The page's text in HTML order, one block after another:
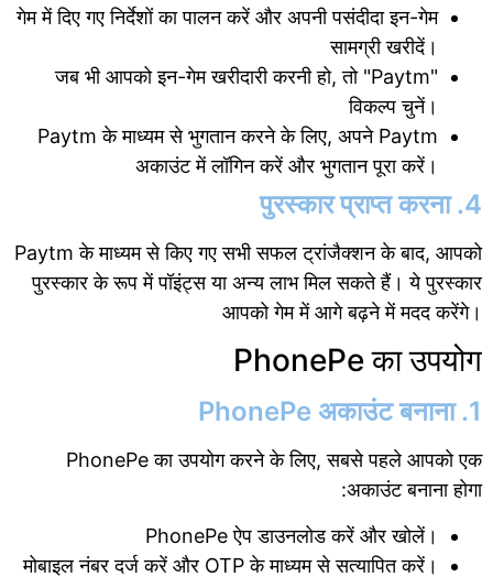
गेम में दिए गए निर्देशों का पालन करें और अपनी पसंदीदा इन-गेम
सामग्री खरीदें।
जब भी आपको इन-गेम खरीदारी करनी हो, तो "Paytm"
विकल्प चुनें।
Paytm के माध्यम से भुगतान करने के लिए, अपने Paytm
अकाउंट में लॉगिन करें और भुगतान पूरा करें।
4. पुरस्कार प्राप्त करना
Paytm के माध्यम से किए गए सभी सफल ट्रांजैक्शन के बाद, आपको
पुरस्कार के रूप में पॉइंट्स या अन्य लाभ मिल सकते हैं। ये पुरस्कार
आपको गेम में आगे बढ़ने में मदद करेंगे।
PhonePe का उपयोग
1. PhonePe अकाउंट बनाना
PhonePe का उपयोग करने के लिए, सबसे पहले आपको एक
अकाउंट बनाना होगा:
PhonePe ऐप डाउनलोड करें और खोलें।
मोबाइल नंबर दर्ज करें और OTP के माध्यम से सत्यापित करें।